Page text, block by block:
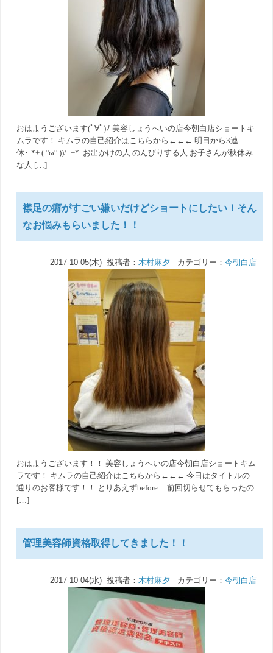
おはようございます(ﾟ∀ﾟ)ﾉ 美容しょうへいの店今朝白店ショートキ
ムラです！ キムラの自己紹介はこちらから←←← 明日から3連
休･:*+.( °ω° ))/.:+*. お出かけの人 のんびりする人 お子さんが秋休み
な人 […]
襟足の癖がすごい嫌いだけどショートにしたい！そん
なお悩みもらいました！！
2017-10-05(木) 投稿者： 木村麻夕カテゴリー： 今朝白店
おはようございます！！ 美容しょうへいの店今朝白店ショートキム
ラです！ キムラの自己紹介はこちらから←←← 今日はタイトルの
通りのお客様です！！ とりあえずbefore 前回切らせてもらったの
[…]
管理美容師資格取得してきました！！
2017-10-04(水) 投稿者： 木村麻夕カテゴリー： 今朝白店